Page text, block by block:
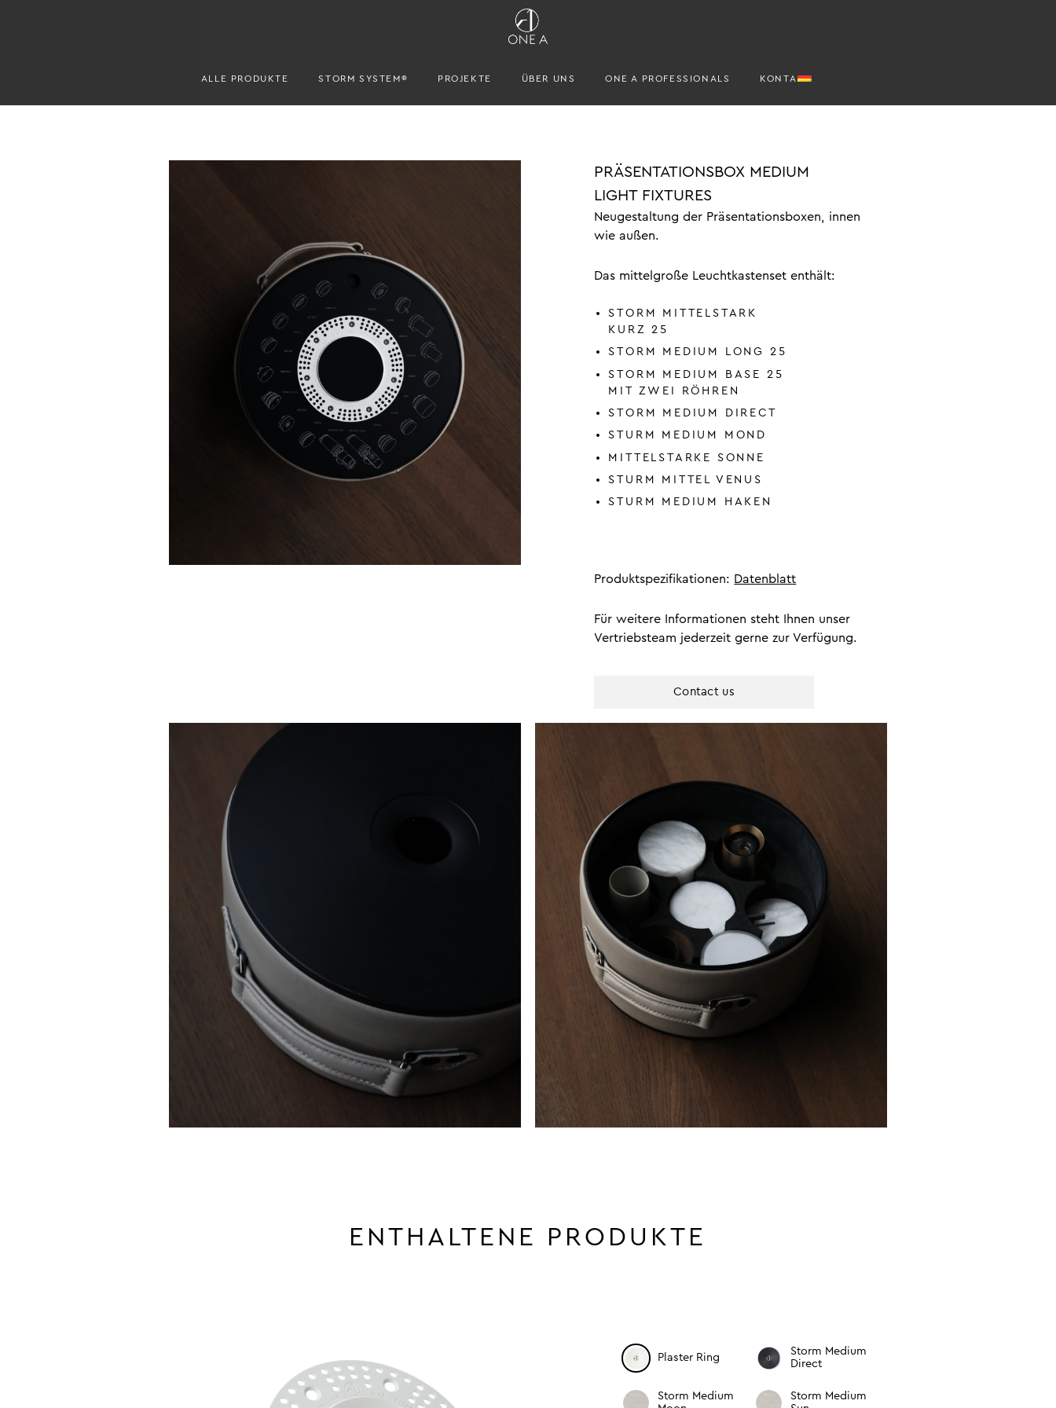
ALLE PRODUKTE STORM SYSTEM® PROJEKTE ÜBER UNS ONE A PROFESSIONALS KONTAKT
PRÄSENTATIONSBOX MEDIUM
LIGHT FIXTURES
Neugestaltung der Präsentationsboxen, innen
wie außen.
Das mittelgroße Leuchtkastenset enthält:
STORM MITTELSTARK
KURZ 25
STORM MEDIUM LONG 25
STORM MEDIUM BASE 25
MIT ZWEI RÖHREN
STORM MEDIUM DIRECT
STURM MEDIUM MOND
MITTELSTARKE SONNE
STURM MITTEL VENUS
STURM MEDIUM HAKEN
Produktspezifikationen: Datenblatt
Für weitere Informationen steht Ihnen unser
Vertriebsteam jederzeit gerne zur Verfügung.
Contact us
ENTHALTENE PRODUKTE
Plaster Ring
Storm Medium
Direct
Storm Medium
Storm Medium